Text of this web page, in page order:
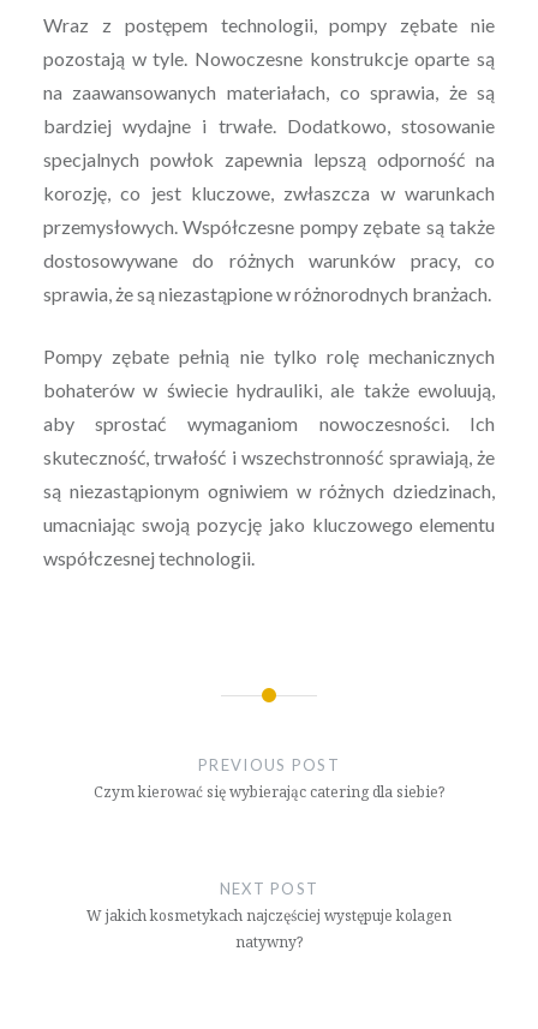
Wraz z postępem technologii, pompy zębate nie
pozostają w tyle. Nowoczesne konstrukcje oparte są
na zaawansowanych materiałach, co sprawia, że są
bardziej wydajne i trwałe. Dodatkowo, stosowanie
specjalnych powłok zapewnia lepszą odporność na
korozję, co jest kluczowe, zwłaszcza w warunkach
przemysłowych. Współczesne pompy zębate są także
dostosowywane do różnych warunków pracy, co
sprawia, że są niezastąpione w różnorodnych branżach.
Pompy zębate pełnią nie tylko rolę mechanicznych
bohaterów w świecie hydrauliki, ale także ewoluują,
aby sprostać wymaganiom nowoczesności. Ich
skuteczność, trwałość i wszechstronność sprawiają, że
są niezastąpionym ogniwiem w różnych dziedzinach,
umacniając swoją pozycję jako kluczowego elementu
współczesnej technologii.
PREVIOUS POST
Czym kierować się wybierając catering dla siebie?
NEXT POST
W jakich kosmetykach najczęściej występuje kolagen
natywny?